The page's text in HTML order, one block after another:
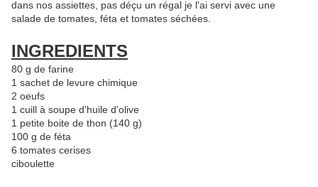
dans nos assiettes, pas déçu un régal je l'ai servi avec une
salade de tomates, féta et tomates séchées.
INGREDIENTS
80 g de farine
1 sachet de levure chimique
2 oeufs
1 cuill à soupe d'huile d'olive
1 petite boite de thon (140 g)
100 g de féta
6 tomates cerises
ciboulette